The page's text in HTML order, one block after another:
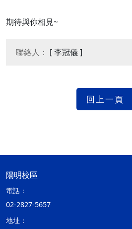
期待與你相見~
聯絡人： [ 李冠儀 ]
回上一頁
陽明校區
電話：
02-2827-5657
地址：